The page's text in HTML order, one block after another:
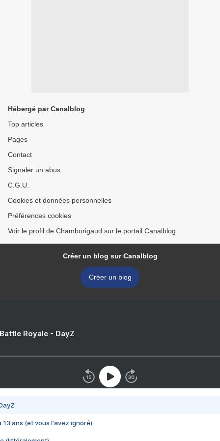
Hébergé par Canalblog
Top articles
Pages
Contact
Signaler un abus
C.G.U.
Cookies et données personnelles
Préférences cookies
Voir le profil de Chamborigaud sur le portail Canalblog
Créer un blog sur Canalblog
Créer un blog
Royale - DayZ
13 ans (et vous l'avez ignoré)